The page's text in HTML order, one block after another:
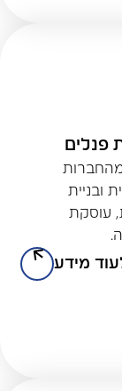
פנלים
ובניית
עוסקת
מידע